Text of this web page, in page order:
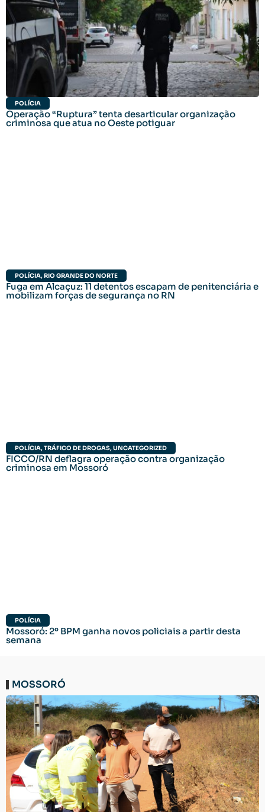
POLÍCIA
Operação “Ruptura” tenta desarticular organização
criminosa que atua no Oeste potiguar
POLÍCIA,RIO GRANDE DO NORTE
Fuga em Alcaçuz: 11 detentos escapam de penitenciária e
mobilizam forças de segurança no RN
POLÍCIA,TRÁFICO DE DROGAS,UNCATEGORIZED
FICCO/RN deflagra operação contra organização
criminosa em Mossoró
POLÍCIA
Mossoró: 2º BPM ganha novos policiais a partir desta
semana
MOSSORÓ